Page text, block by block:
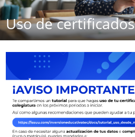
Uso de certificados